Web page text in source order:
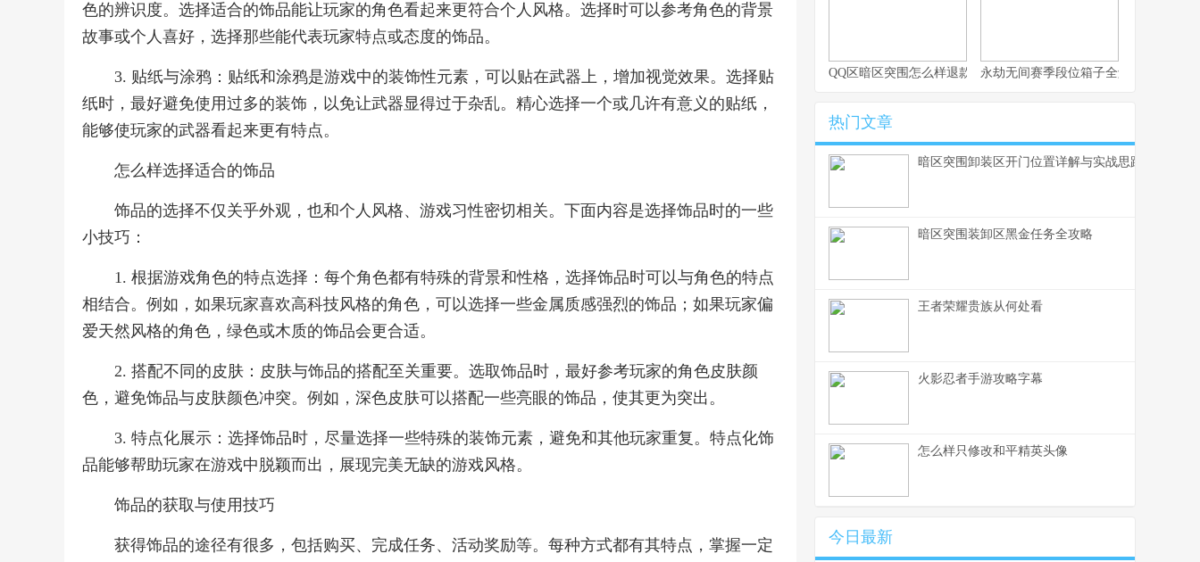
色的辨识度。选择适合的饰品能让玩家的角色看起来更符合个人风格。选择时可以参考角色的背景
故事或个人喜好，选择那些能代表玩家特点或态度的饰品。
3. 贴纸与涂鸦：贴纸和涂鸦是游戏中的装饰性元素，可以贴在武器上，增加视觉效果。选择贴
纸时，最好避免使用过多的装饰，以免让武器显得过于杂乱。精心选择一个或几许有意义的贴纸，
能够使玩家的武器看起来更有特点。
怎么样选择适合的饰品
饰品的选择不仅关乎外观，也和个人风格、游戏习性密切相关。下面内容是选择饰品时的一些
小技巧：
1. 根据游戏角色的特点选择：每个角色都有特殊的背景和性格，选择饰品时可以与角色的特点
相结合。例如，如果玩家喜欢高科技风格的角色，可以选择一些金属质感强烈的饰品；如果玩家偏
爱天然风格的角色，绿色或木质的饰品会更合适。
2. 搭配不同的皮肤：皮肤与饰品的搭配至关重要。选取饰品时，最好参考玩家的角色皮肤颜
色，避免饰品与皮肤颜色冲突。例如，深色皮肤可以搭配一些亮眼的饰品，使其更为突出。
3. 特点化展示：选择饰品时，尽量选择一些特殊的装饰元素，避免和其他玩家重复。特点化饰
品能够帮助玩家在游戏中脱颖而出，展现完美无缺的游戏风格。
饰品的获取与使用技巧
获得饰品的途径有很多，包括购买、完成任务、活动奖励等。每种方式都有其特点，掌握一定
QQ区暗区突围怎么样退款 永劫无间赛季段位箱子全解析与实用思
热门文章
暗区突围卸装区开门位置详解与实战思路
暗区突围装卸区黑金任务全攻略
王者荣耀贵族从何处看
火影忍者手游攻略字幕
怎么样只修改和平精英头像
今日最新